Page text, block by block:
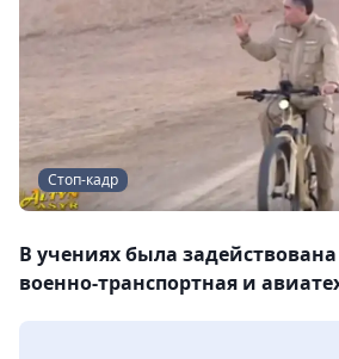
Стоп-кадр
В учениях была
военно-транспортная и